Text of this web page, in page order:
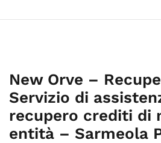
New Orve –
Servizio di
recupero crediti di
entità – Sarmeola